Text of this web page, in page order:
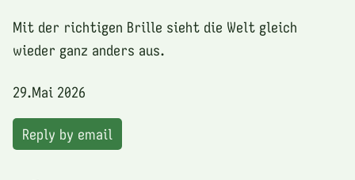
Mit der richtigen Brille sieht die Welt gleich
wieder ganz anders aus.
29.Mai 2026
Reply by email